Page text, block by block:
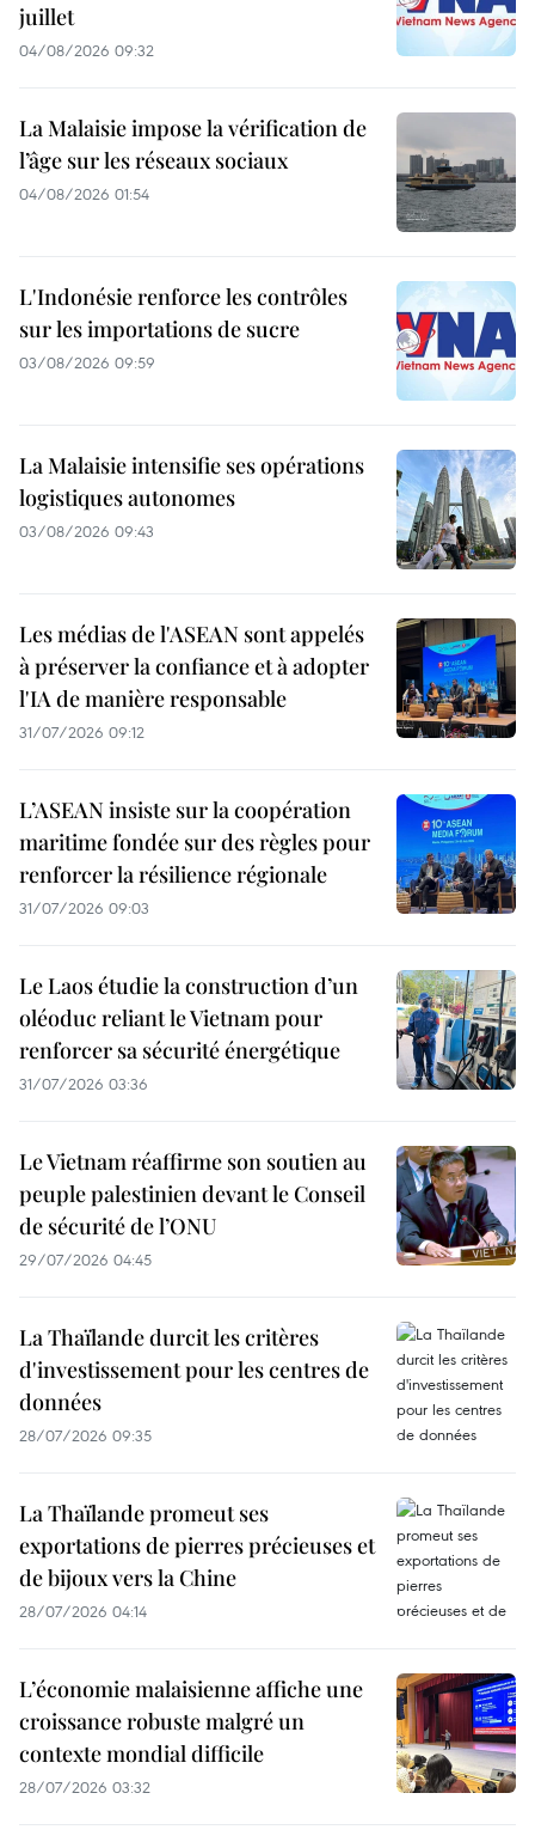
juillet
04/08/2026 09:32
La Malaisie impose la vérification de
l’âge sur les réseaux sociaux
04/08/2026 01:54
L'Indonésie renforce les contrôles
sur les importations de sucre
03/08/2026 09:59
La Malaisie intensifie ses opérations
logistiques autonomes
03/08/2026 09:43
Les médias de l'ASEAN sont appelés
à préserver la confiance et à adopter
l'IA de manière responsable
31/07/2026 09:12
L’ASEAN insiste sur la coopération
maritime fondée sur des règles pour
renforcer la résilience régionale
31/07/2026 09:03
Le Laos étudie la construction d’un
oléoduc reliant le Vietnam pour
renforcer sa sécurité énergétique
31/07/2026 03:36
Le Vietnam réaffirme son soutien au
peuple palestinien devant le Conseil
de sécurité de l’ONU
29/07/2026 04:45
La Thaïlande durcit les critères
d'investissement pour les centres de
données
28/07/2026 09:35
La Thaïlande promeut ses
exportations de pierres précieuses et
de bijoux vers la Chine
28/07/2026 04:14
L’économie malaisienne affiche une
croissance robuste malgré un
contexte mondial difficile
28/07/2026 03:32